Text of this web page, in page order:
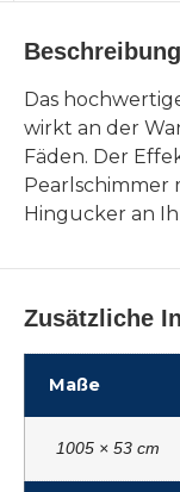
Beschreibung
Das
wirkt an der
Fäden. Der
Pearlschimmer
Hingucker an
Zusätzliche
Maße
1005 × 53 cm